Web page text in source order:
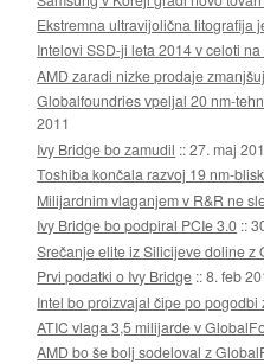
Ekstremna ultravijolična litografija
Intelovi SSD-ji leta 2014 v celoti
AMD zaradi nizke prodaje
Globalfoundries vpeljal 20 nm-
2011
Ivy Bridge bo zamudil ::27. maj
Toshiba končala razvoj 19 nm-
Milijardnim vlaganjem v R&R ne
Ivy Bridge bo podpiral PCIe 3.0 ::
Srečanje elite iz Silicijeve doline z
Prvi podatki o Ivy Bridge ::8. feb
Intel bo proizvajal čipe po pogodbi
ATIC vlaga 3,5 milijarde v
AMD bo še bolj sodeloval z